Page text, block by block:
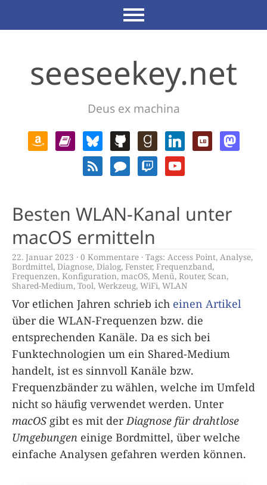
seeseekey.net
Deus ex machina
Besten WLAN-Kanal unter
macOS ermitteln
22. Januar 2023 0 Kommentare Tags: Access Point, Analyse,
Bordmittel, Diagnose, Dialog, Fenster, Frequenzband,
Frequenzen, Konfiguration, macOS, Menü, Router, Scan,
Shared-Medium, Tool, Werkzeug, WiFi, WLAN
Vor etlichen Jahren schrieb ich einen Artikel
über die WLAN-Frequenzen bzw. die
entsprechenden Kanäle. Da es sich bei
Funktechnologien um ein Shared-Medium
handelt, ist es sinnvoll Kanäle bzw.
Frequenzbänder zu wählen, welche im Umfeld
nicht so häufig verwendet werden. Unter
macOS gibt es mit der Diagnose für drahtlose
Umgebungen einige Bordmittel, über welche
einfache Analysen gefahren werden können.